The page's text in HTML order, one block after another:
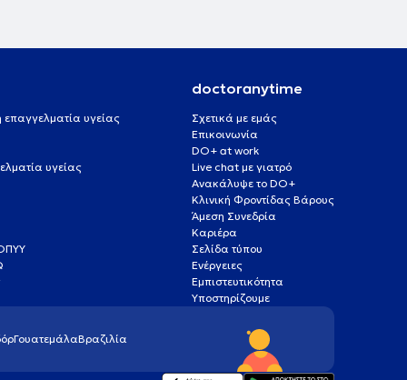
επαγγελματία υγείας
υγείας
doctoranytime
Σχετικά με εμάς
Επικοινωνία
DO+ at work
Live chat με γιατρό
Ανακάλυψε το DO+
Κλινική Φροντίδας Βάρους
Άμεση Συνεδρία
Καριέρα
Σελίδα τύπου
Ενέργειες
Εμπιστευτικότητα
Υποστηρίζουμε
ΓουατεμάλαΒραζιλία